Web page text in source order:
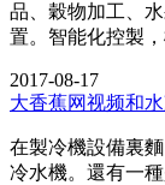
品、穀物加工、
置。智能化控製
2017-08-17
大香蕉网视频和
在製冷機設備裏
冷水機。還有一